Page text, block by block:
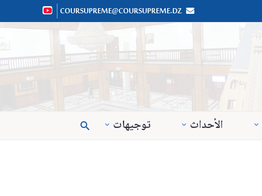


COURSUPREME@COURSUPREME.DZ
الأحداث توجيهات 